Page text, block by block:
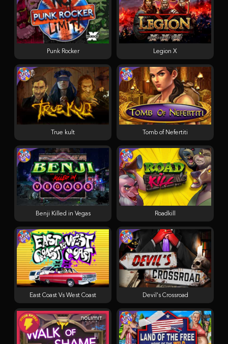
Roadkill
Benji Killed in Vegas
Devil's Crossroad
Tomb of Nefertiti
Legion X
Punk Rocker
East Coast Vs West Coast
True kult